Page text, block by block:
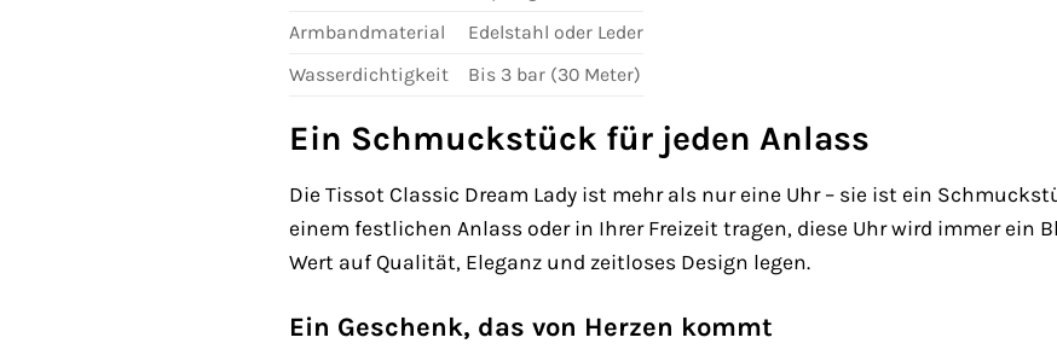
Armbandmaterial
Edelstahl oder Leder
Wasserdichtigkeit
Bis 3 bar (30 Meter)
Ein Schmuckstück für jeden Anlass
Die Tissot Classic Dream Lady ist mehr als nur eine Uhr – sie ist ein
einem festlichen Anlass oder in Ihrer Freizeit tragen, diese Uhr wird immer ein
Wert auf Qualität, Eleganz und zeitloses Design legen.
Ein Geschenk, das von Herzen kommt